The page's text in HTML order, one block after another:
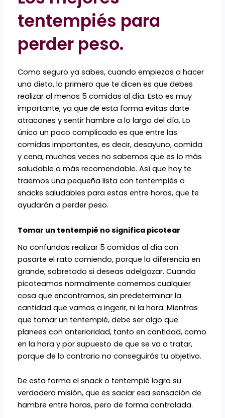
tentempiés para
perder peso.
Como seguro ya sabes, cuando empiezas a hacer
una dieta, lo primero que te dicen es que debes
realizar al menos 5 comidas al día. Esto es muy
importante, ya que de esta forma evitas darte
atracones y sentir hambre a lo largo del día. Lo
único un poco complicado es que entre las
comidas importantes, es decir, desayuno, comida
y cena, muchas veces no sabemos que es lo más
saludable o más recomendable. Así que hoy te
traemos una pequeña lista con tentempiés o
snacks saludables para estas entre horas, que te
ayudarán a perder peso.
Tomar un tentempié no significa picotear
No confundas realizar 5 comidas al día con
pasarte el rato comiendo, porque la diferencia en
grande, sobretodo si deseas adelgazar. Cuando
picoteamos normalmente comemos cualquier
cosa que encontramos, sin predeterminar la
cantidad que vamos a ingerir, ni la hora. Mientras
que tomar un tentempié, debe ser algo que
planees con anterioridad, tanto en cantidad, como
en la hora y por supuesto de que se va a tratar,
porque de lo contrario no conseguirás tu objetivo.
De esta forma el snack o tentempié logra su
verdadera misión, que es saciar esa sensación de
hambre entre horas, pero de forma controlada.